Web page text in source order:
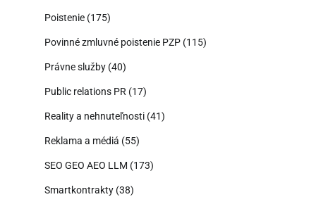
Poistenie (175)
Povinné zmluvné poistenie PZP (115)
Právne služby (40)
Public relations PR (17)
Reality a nehnuteľnosti (41)
Reklama a médiá (55)
SEO GEO AEO LLM (173)
Smartkontrakty (38)